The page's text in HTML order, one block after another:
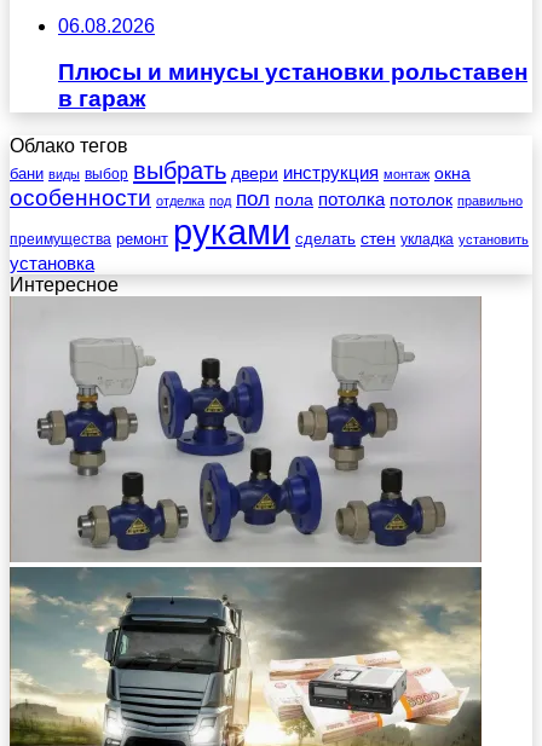
06.08.2026
Плюсы и минусы установки рольставен
в гараж
Облако тегов
бани виды выбор выбрать двери инструкция монтаж окна
особенности отделка под пол пола потолка потолок правильно
преимущества ремонт руками сделать стен укладка установить
установка
Интересное